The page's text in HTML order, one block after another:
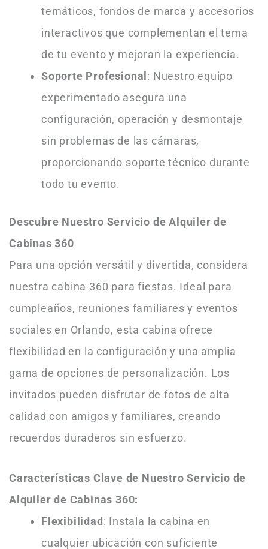
temáticos, fondos de marca y accesorios
interactivos que complementan el tema
de tu evento y mejoran la experiencia.
Soporte Profesional : Nuestro equipo
experimentado asegura una
configuración, operación y desmontaje
sin problemas de las cámaras,
proporcionando soporte técnico durante
todo tu evento.
Descubre Nuestro Servicio de Alquiler de
Cabinas 360
Para una opción versátil y divertida, considera
nuestra cabina 360 para fiestas. Ideal para
cumpleaños, reuniones familiares y eventos
sociales en Orlando, esta cabina ofrece
flexibilidad en la configuración y una amplia
gama de opciones de personalización. Los
invitados pueden disfrutar de fotos de alta
calidad con amigos y familiares, creando
recuerdos duraderos sin esfuerzo.
Características Clave de Nuestro Servicio de
Alquiler de Cabinas 360:
Flexibilidad : Instala la cabina en
cualquier ubicación con suficiente